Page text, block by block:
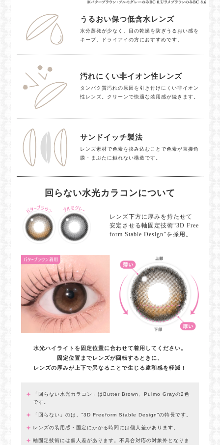
うるおい保つ低含水レンズ
水分蒸発が少なく、目の乾燥を防ぎうるおい感を
キープ。ドライアイの方におすすめです。
汚れにくい非イオン性レンズ
タンパク質汚れの原因を引き付けにくい非イオン
性レンズ。クリーンで快適な装用感が続きます。
サンドイッチ製法
レンズ素材で色素を挟み込むことで色素が直接角
膜・まぶたに触れない構造です。
回らない水光カラコンについて
レンズ下方に厚みを持たせて
安定させる軸固定技術“3D Free
form Stable Design”を採用。
水光ハイライトを固定位置に合わせて着用してください。
固定位置までレンズが回転するときに、
レンズの厚みが上下で異なることで生じる違和感を軽減！
「回らない水光カラコン」はButter Brown、Pulmo Grayの2色
です。
「回らない」のは、“3D Freeform Stable Design”の特長です。
レンズの装用感・固定にかかる時間には個人差があります。
軸固定技術には個人差があります。不具合対応の対象外となりま